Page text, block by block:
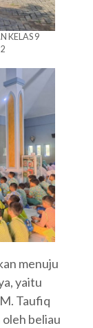
KELAS 9
menuju
yaitu
Taufiq
beliau